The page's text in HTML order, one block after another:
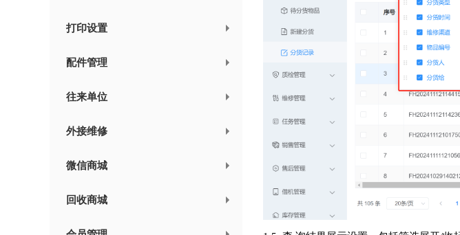
打印设置
配件管理
往来单位
外接维修
微信商城
回收商城